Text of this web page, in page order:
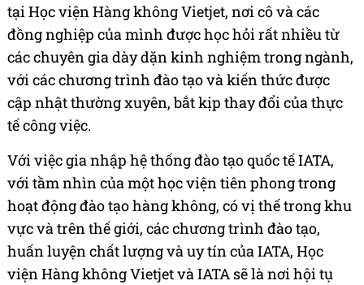
tại Học viện Hàng không Vietjet, nơi cô và các
đồng nghiệp của mình được học hỏi rất nhiều từ
các chuyên gia dày dặn kinh nghiệm trong ngành,
với các chương trình đào tạo và kiến thức được
cập nhật thường xuyên, bắt kịp thay đổi của thực
tế công việc.
Với việc gia nhập hệ thống đào tạo quốc tế IATA,
với tầm nhìn của một học viện tiên phong trong
hoạt động đào tạo hàng không, có vị thế trong khu
vực và trên thế giới, các chương trình đào tạo,
huấn luyện chất lượng và uy tín của IATA, Học
viện Hàng không Vietjet và IATA sẽ là nơi hội tụ